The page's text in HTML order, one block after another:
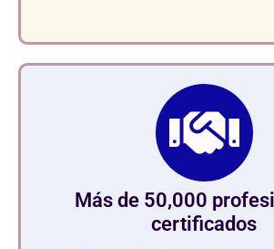
Más de 50,000
certificados